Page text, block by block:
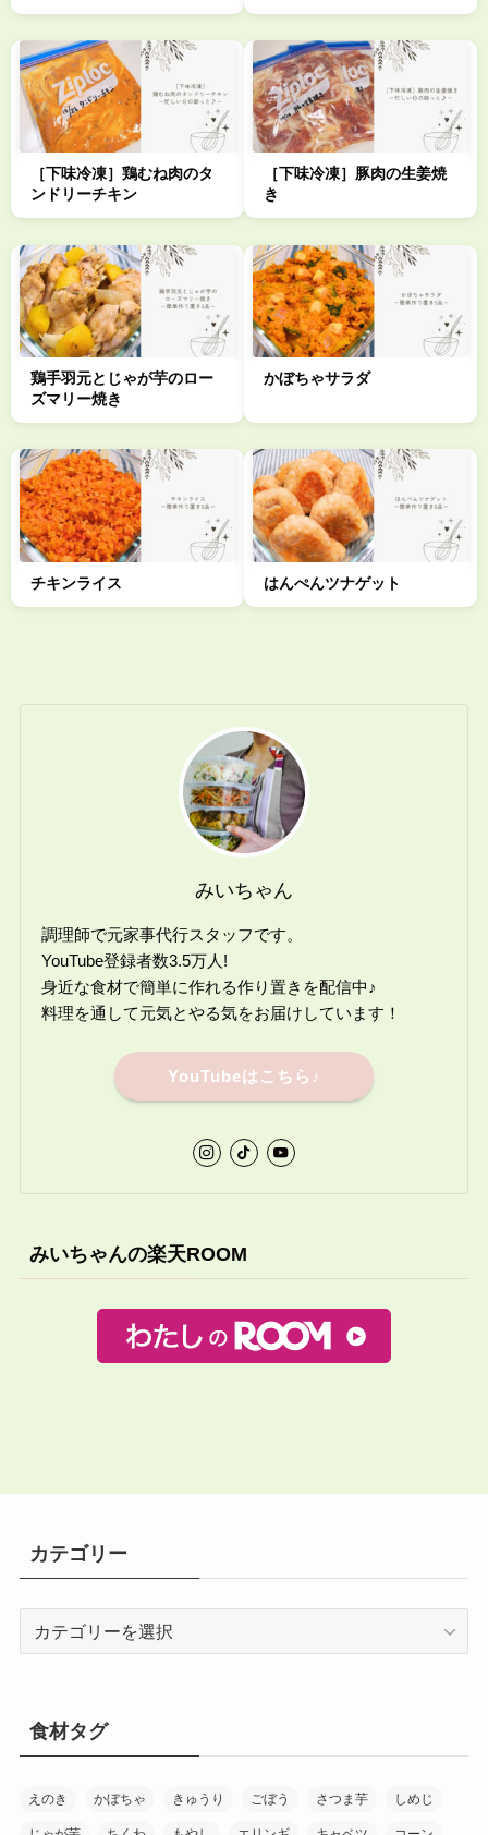
［下味冷凍］鶏むね肉のタ
ンドリーチキン
［下味冷凍］豚肉の生姜焼
き
鶏手羽元とじゃが芋のロー
ズマリー焼き
かぼちゃサラダ
チキンライス はんぺんツナゲット
みいちゃん
調理師で元家事代行スタッフです。
YouTube登録者数3.5万人!
身近な食材で簡単に作れる作り置きを配信中♪
料理を通して元気とやる気をお届けしています！
YouTubeはこちら♪
みいちゃんの楽天ROOM
カテゴリー
ー
食材タグ
えのき かぼちゃ きゅうり ごぼう さつま芋 しめじ